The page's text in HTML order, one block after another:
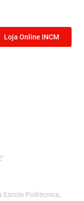
Loja Online INCM
Escola Politécnica,